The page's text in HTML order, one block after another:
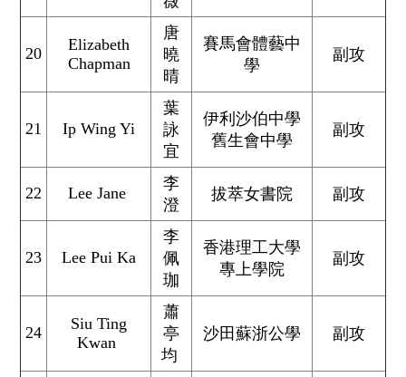
20
Elizabeth
Chapman
唐
曉
晴
賽馬會體藝中
學
副攻
21 Ip Wing Yi
葉
詠
宜
伊利沙伯中學
舊生會中學
副攻
22 Lee Jane
李
澄
拔萃女書院 副攻
23 Lee Pui Ka
李
佩
珈
香港理工大學
專上學院
副攻
24
Siu Ting
Kwan
蕭
亭
均
沙田蘇浙公學 副攻